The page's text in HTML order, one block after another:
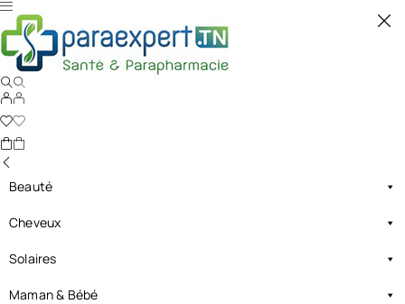
Beauté
Cheveux
Solaires
Maman & Bébé